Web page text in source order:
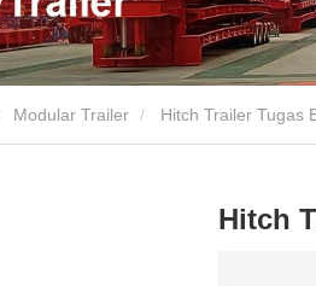
Modular Trailer Hitch Trailer Tugas
Hitch